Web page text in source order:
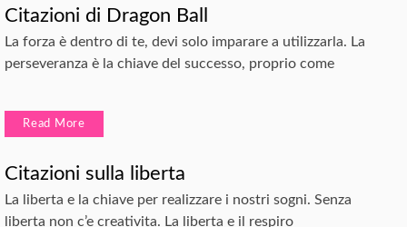
Citazioni di Dragon Ball
La forza è dentro di te, devi solo imparare a utilizzarla. La
perseveranza è la chiave del successo, proprio come
Read More
Citazioni sulla liberta
La liberta e la chiave per realizzare i nostri sogni. Senza
liberta non c’e creativita. La liberta e il respiro